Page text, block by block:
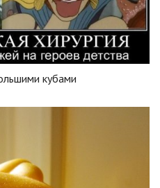
кубами